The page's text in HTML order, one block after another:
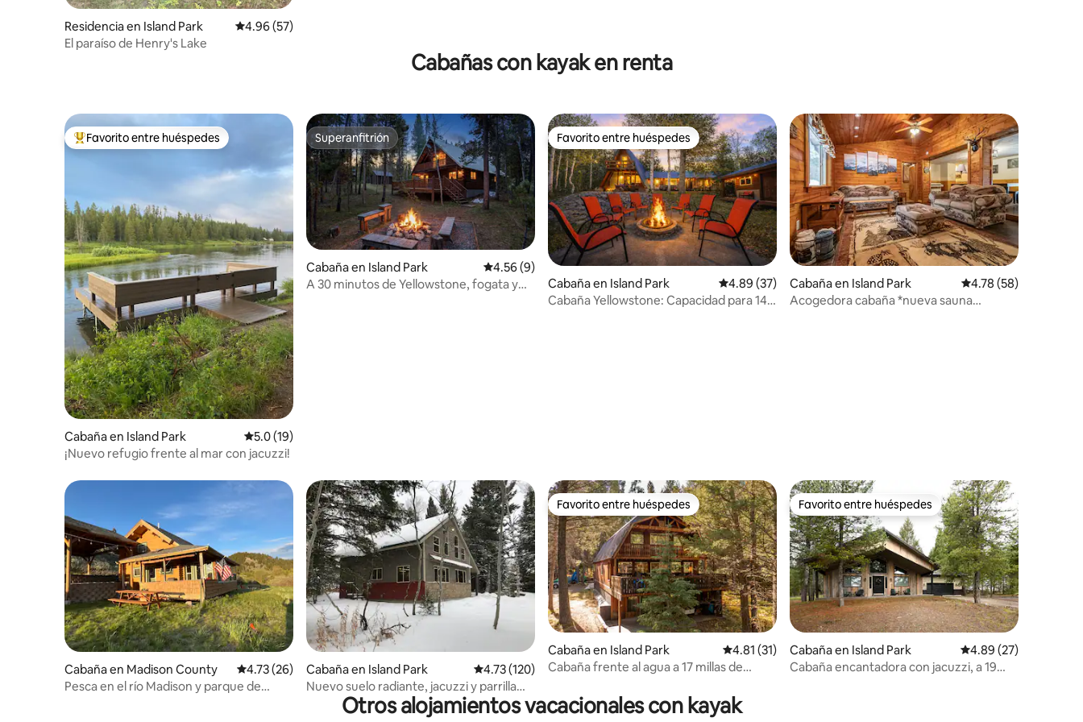
Residencia en Island Park Calificación promedio: 4.96 de 5; 57 evaluaciones
4.96 (57)
El paraíso de Henry's Lake
Cabañas con kayak en renta
De los mejores en Favorito entre huéspedes
Favorito entre huéspedes
Cabaña en Island Park Calificación promedio: 5.0 de 5; 19 evaluaciones
5.0 (19)
¡Nuevo refugio frente al mar con jacuzzi!
Superanfitrión
Superanfitrión
Cabaña en Island Park Calificación promedio: 4.56 de 5; 9 evaluaciones
4.56 (9)
A 30 minutos de Yellowstone, fogata y
Favorito entre huéspedes
Favorito entre huéspedes
Cabaña en Island Park Calificación promedio: 4.89 de 5; 37 evaluaciones
4.89 (37)
Cabaña Yellowstone: Capacidad para 14
Cabaña en Island Park Calificación
4.78 (58)
Acogedora cabaña *nueva sauna
Cabaña en Madison County Calificación promedio: 4.73 de 5; 26 evaluaciones
4.73 (26)
Pesca en el río Madison y parque de
Cabaña en Island Park Calificación promedio: 4.73 de 5; 120 evaluaciones
4.73 (120)
Nuevo suelo radiante, jacuzzi y parrilla
cerca de Yellowstone
Favorito entre huéspedes
Favorito entre huéspedes
Cabaña en Island Park Calificación promedio: 4.81 de 5; 31 evaluaciones
4.81 (31)
Cabaña frente al agua a 17 millas de
Favorito entre huéspedes
Favorito entre huéspedes
Cabaña en Island Park Calificación
4.89 (27)
Cabaña encantadora con jacuzzi, a 19
Otros alojamientos vacacionales con kayak